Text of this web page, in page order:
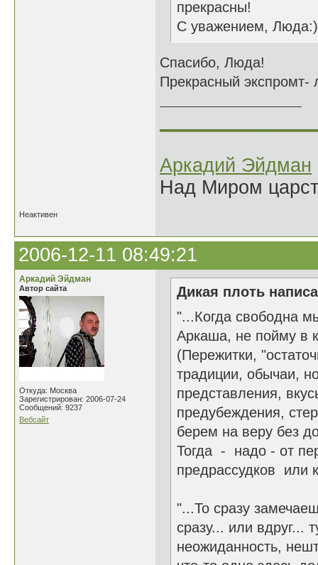
прекрасны!
С уважением, Люда:)
Спасибо, Люда!
Прекрасный
Аркадий Эйдман
Над Миром
Неактивен
2006-12-11 08:49:21
Аркадий Эйдман
Автор сайта
Откуда: Москва
Зарегистрирован: 2006-07-24
Сообщений: 9237
Вебсайт
Дикая плоть
"...Когда свободна
Аркаша, не пойму в
(Пережитки,
традиции, обычаи,
представления,
предубеждения,
берем на веру без
Тогда - надо - от
предрассудков или
"...То сразу
сразу... или вдруг...
неожиданность,